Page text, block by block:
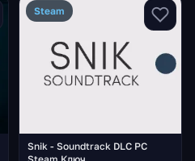
Steam
Snik - Soundtrack DLC PC